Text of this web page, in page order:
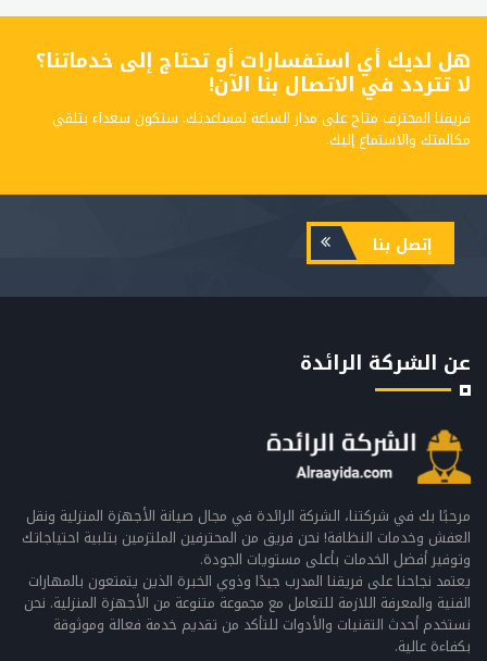
هل لديك أي استفسارات أو تحتاج إلى خدماتنا؟
لا تتردد في الاتصال بنا الآن!
فريقنا المحترف متاح على مدار الساعة لمساعدتك. سنكون سعداء بتلقي
مكالمتك والاستماع إليك.
إتصل بنا
عن الشركة الرائدة
مرحبًا بك في شركتنا، الشركة الرائدة في مجال صيانة الأجهزة المنزلية ونقل
العفش وخدمات النظافة! نحن فريق من المحترفين الملتزمين بتلبية احتياجاتك
وتوفير أفضل الخدمات بأعلى مستويات الجودة.
يعتمد نجاحنا على فريقنا المدرب جيدًا وذوي الخبرة الذين يتمتعون بالمهارات
الفنية والمعرفة اللازمة للتعامل مع مجموعة متنوعة من الأجهزة المنزلية. نحن
نستخدم أحدث التقنيات والأدوات للتأكد من تقديم خدمة فعالة وموثوقة
بكفاءة عالية.